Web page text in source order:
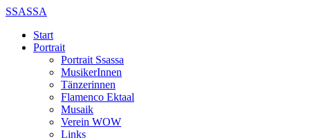
SSASSA
Start
Portrait
Portrait Ssassa
MusikerInnen
Tänzerinnen
Flamenco Ektaal
Musaik
Verein WOW
Links